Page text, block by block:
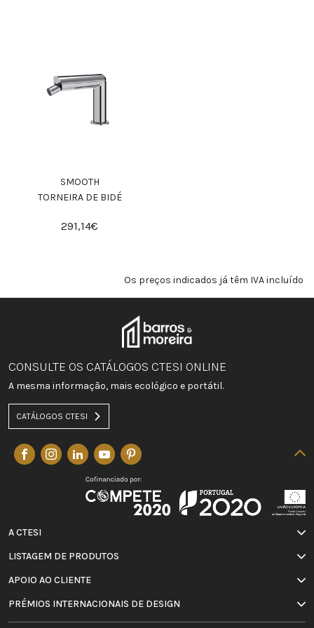
SMOOTH
TORNEIRA DE BIDÉ
291,14€
Os preços indicados já têm IVA incluído
CONSULTE OS CATÁLOGOS CTESI ONLINE
A mesma informação, mais ecológico e portátil.
CATÁLOGOS CTESI
A CTESI
LISTAGEM DE PRODUTOS
APOIO AO CLIENTE
PRÉMIOS INTERNACIONAIS DE DESIGN